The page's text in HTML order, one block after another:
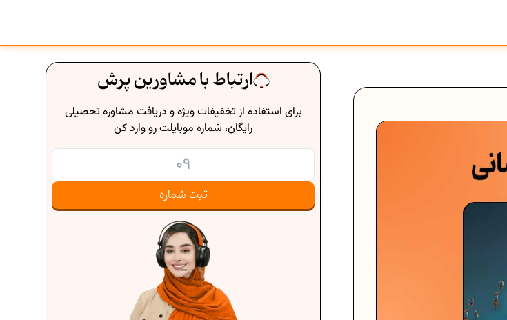
ارتباط با مشاورین پرش
برای استفاده از تخفیفات ویژه و دریافت مشاوره تحصیلی
رایگان، شماره موبایلت رو وارد کن
ثبت شماره